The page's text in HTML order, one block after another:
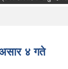
४ गते